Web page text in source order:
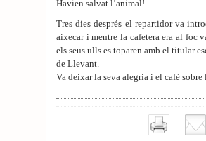
Havien salvat l’animal!
Tres dies després el repartidor va
aixecar i mentre la cafetera era al foc
els seus ulls es toparen amb el titular
de Llevant.
Va deixar la seva alegria i el cafè sobre